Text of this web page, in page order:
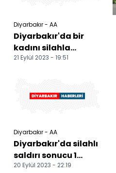
Diyarbakır - AA
Diyarbakır'da bir
kadını silahla
yaralayan zanlı
21 Eylül 2023 - 19:51
Diyarbakır - AA
Diyarbakır'da silahlı
saldırı sonucu 1
kadın yaralandı
20 Eylül 2023 - 22:19